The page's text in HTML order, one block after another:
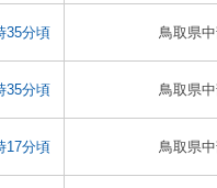
35分頃 鳥取県
35分頃 鳥取県
17分頃 鳥取県